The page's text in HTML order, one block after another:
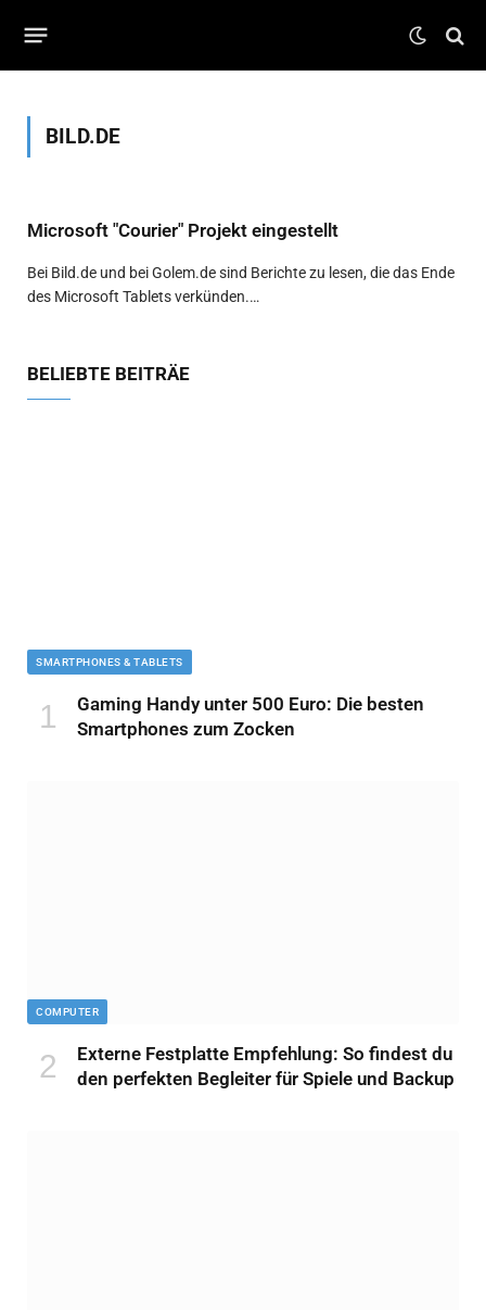
BILD.DE
Microsoft "Courier" Projekt eingestellt
Bei Bild.de und bei Golem.de sind Berichte zu lesen, die das Ende
des Microsoft Tablets verkünden.…
BELIEBTE BEITRÄE
SMARTPHONES & TABLETS
Gaming Handy unter 500 Euro: Die besten
Smartphones zum Zocken
COMPUTER
Externe Festplatte Empfehlung: So findest du
den perfekten Begleiter für Spiele und Backup